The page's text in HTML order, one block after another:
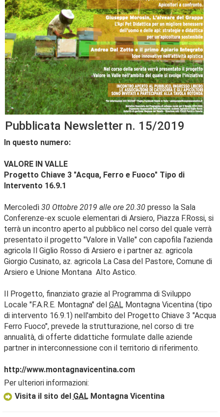
Pubblicata Newslettern. 15/2019
In questo numero:
VALORE IN VALLE
Progetto Chiave 3 "Acqua, Ferro e Fuoco" Tipo di
Intervento 16.9.1
Mercoledì 30 Ottobre 2019 alle ore 20.30 presso la Sala
Conferenze-ex scuole elementari di Arsiero, Piazza F.Rossi, si
terrà un incontro aperto al pubblico nel corso del quale verrà
presentato il progetto "Valore in Valle" con capofila l'azienda
agricola Il Giglio Rosso di Arsiero e i partner az. agricola
Giorgio Cusinato, az. agricola La Casa del Pastore, Comune di
Arsiero e Unione Montana Alto Astico.
Il Progetto, finanziato grazie al Programma di Sviluppo
Locale "F.A.R.E. Montagna" del GAL Montagna Vicentina (tipo
di intervento 16.9.1) nell'ambito del Progetto Chiave 3 "Acqua
Ferro Fuoco", prevede la strutturazione, nel corso di tre
annualità, di offerte didattiche formulate dalle aziende
partner in interconnessione con il territorio di riferimento.
http://www.montagnavicentina.com
Per ulteriori informazioni:
Visita il sito del GALMontagna Vicentina